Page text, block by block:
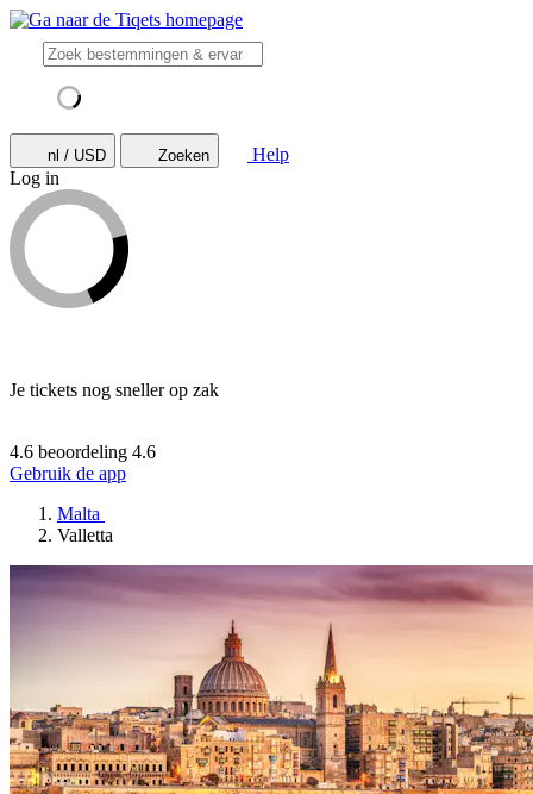
nl / USD Zoeken
Help
Log in
Je tickets nog sneller op zak
4.6 beoordeling 4.6
Gebruik de app
Malta
Valletta